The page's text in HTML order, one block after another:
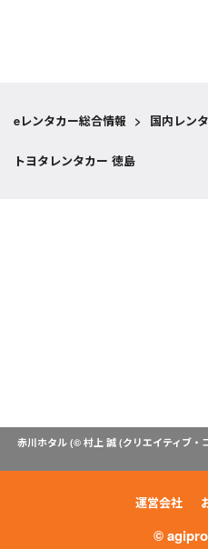
eレンタカー総合情報 > 国内レン
トヨタレンタカー 徳島
赤川ホタル (© 村上 誠 (クリエイティブ・
運営会社
©